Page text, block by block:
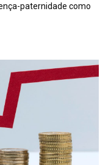
paternidade como